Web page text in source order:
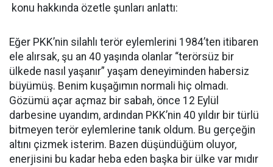
konu hakkında özetle şunları anlattı:
Eğer PKK’nin silahlı terör eylemlerini 1984’ten itibaren
ele alırsak, şu an 40 yaşında olanlar “terörsüz bir
ülkede nasıl yaşanır” yaşam deneyiminden habersiz
büyümüş. Benim kuşağımın normali hiç olmadı.
Gözümü açar açmaz bir sabah, önce 12 Eylül
darbesine uyandım, ardından PKK’nin 40 yıldır bir türlü
bitmeyen terör eylemlerine tanık oldum. Bu gerçeğin
altını çizmek isterim. Bazen düşündüğüm oluyor,
enerjisini bu kadar heba eden başka bir ülke var mıdır